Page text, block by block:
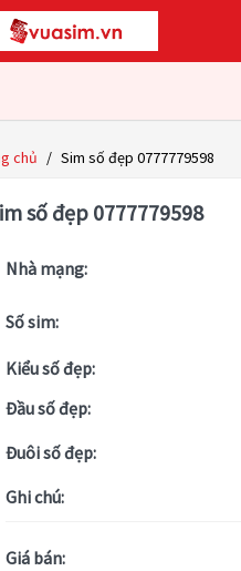
chủ / Sim số đẹp 0777779598
số đẹp 0777779598
Nhà mạng:
Số sim:
Kiểu số đẹp:
Đầu số đẹp:
Đuôi số đẹp:
Ghi chú:
Giá bán: